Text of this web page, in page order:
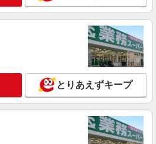
とりあえずキープ